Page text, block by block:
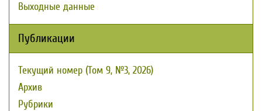
Выходные данные
Публикации
Текущий номер (Том 9, №3, 2026)
Архив
Рубрики